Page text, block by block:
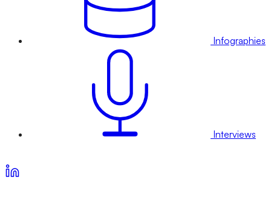
Infographies
Interviews